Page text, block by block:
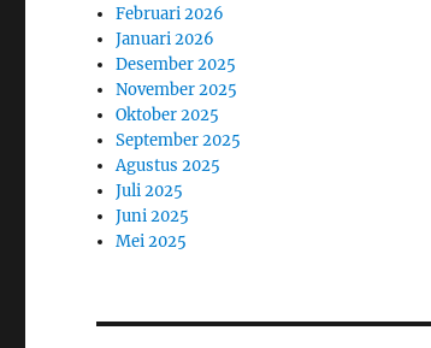
Februari 2026
Januari 2026
Desember 2025
November 2025
Oktober 2025
September 2025
Agustus 2025
Juli 2025
Juni 2025
Mei 2025